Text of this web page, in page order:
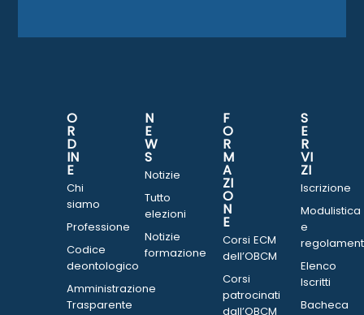
O
R
D
IN
E
Chi
siamo
Professione
Codice
deontologico
Amministrazione
Trasparente
N
E
W
S
Notizie
Tutto
elezioni
Notizie
formazione
F
O
R
M
A
ZI
O
N
E
Corsi ECM
dell’OBCM
Corsi
patrocinati
dall’OBCM
S
E
R
VI
ZI
Iscrizione
Modulistica
e
Elenco
Iscritti
Bacheca